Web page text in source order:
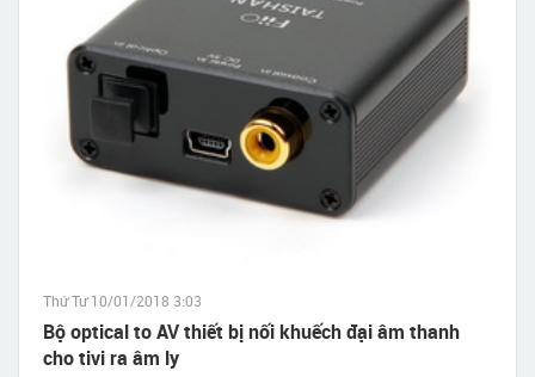
Thứ Tư 10/01/2018 3:03
Bộ optical to AV thiết bị nối khuếch đại âm thanh
cho tivi ra âm ly